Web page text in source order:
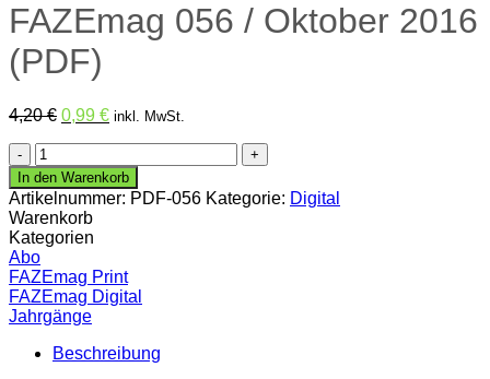
FAZEmag 056 / Oktober 2016
(PDF)
4,20€ Ursprünglicher
4,20 €
0,99 €Aktueller
0,99 €.
inkl. MwSt.
FAZEmag
056
/
Oktober
2016
(PDF)
Menge
In den Warenkorb
Artikelnummer: PDF-056 Kategorie: Digital
Warenkorb
Kategorien
Abo
FAZEmag Print
FAZEmag Digital
Jahrgänge
Beschreibung